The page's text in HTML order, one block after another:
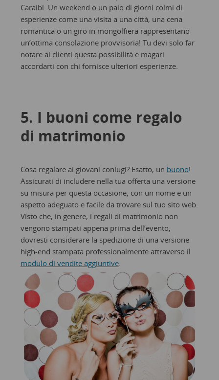
Caraibi. Un weekend o un paio di giorni colmi di
esperienze come una visita a una città, una cena
romantica o un giro in mongolfiera rappresentano
un’ottima consolazione provvisoria! Tu devi solo far
notare ai clienti questa possibilità e magari
accordarti con chi fornisce ulteriori esperienze.
5. I buoni come regalo
di matrimonio
Cosa regalare ai giovani coniugi? Esatto, un buono!
Assicurati di includere nella tua offerta una versione
su misura per questa occasione, con un nome e un
aspetto adeguato e facile da trovare sul tuo sito web.
Visto che, in genere, i regali di matrimonio non
vengono stampati appena prima dell’evento,
dovresti considerare la spedizione di una versione
high-end stampata professionalmente attraverso il
modulo di vendite aggiuntive.